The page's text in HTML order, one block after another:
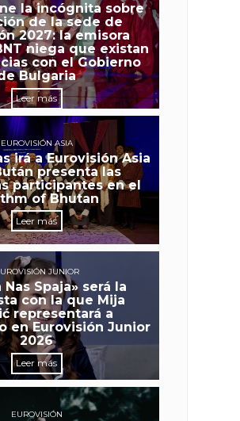
la incógnita sobre
de la sede de
2027: la emisora
niega que existan
con el Gobierno
Bulgaria
Leer más
EUROVISIÓN ASIA
irá a Eurovisión Asia
presenta las
participantes en el
of Bhutan
Leer más
JUNIOR
Nas Spaja» será la
con la que Mija
representará a
en Eurovisión Junior
2026
Leer más
EUROVISIÓN